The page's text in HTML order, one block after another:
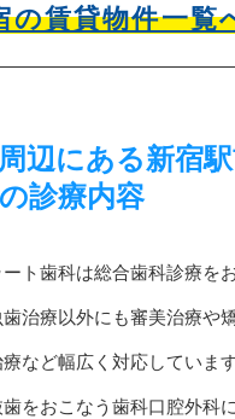
の賃貸物件一覧
辺にある新宿
診療内容
ト歯科は総合歯科診療を
歯治療以外にも審美治療や
など幅広く対応しています
をおこなう歯科口腔外科